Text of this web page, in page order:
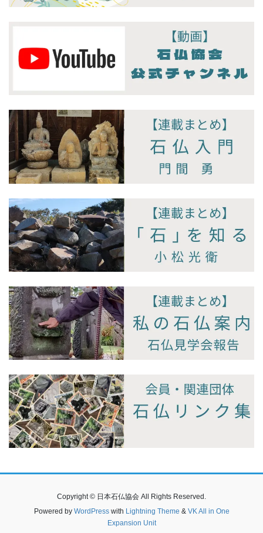
Copyright © 日本石仏協会 All Rights Reserved.
Powered by WordPresswith Lightning Theme & VK All in One
Expansion Unit